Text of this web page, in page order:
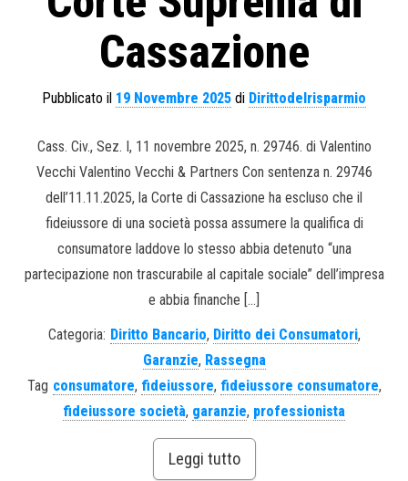
Cassazione
Pubblicato il 19 Novembre 2025 di Dirittodelrisparmio
Cass. Civ., Sez. I, 11 novembre 2025, n. 29746. di Valentino
Vecchi Valentino Vecchi & Partners Con sentenza n. 29746
dell’11.11.2025, la Corte di Cassazione ha escluso che il
fideiussore di una società possa assumere la qualifica di
consumatore laddove lo stesso abbia detenuto “una
partecipazione non trascurabile al capitale sociale” dell’impresa
e abbia finanche […]
Categoria: Diritto Bancario, Diritto dei Consumatori,
Garanzie, Rassegna
Tag consumatore, fideiussore, fideiussore consumatore,
fideiussore società, garanzie, professionista
Leggi tutto